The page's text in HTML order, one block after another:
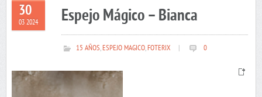
30
03 2024 Espejo Mágico – Bianca
15 AÑOS,ESPEJO MAGICO,FOTERIX 0